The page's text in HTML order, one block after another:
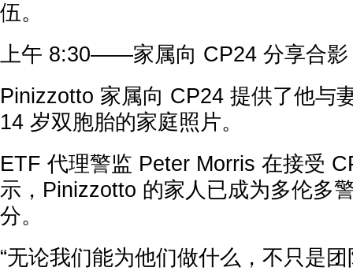
伍。
上午 8:30——家属向 CP24 分享合影
Pinizzotto 家属向 CP24 提供了他与
14 岁双胞胎的家庭照片。
ETF 代理警监 Peter Morris 在接受
示，Pinizzotto 的家人已成为多伦多
分。
“无论我们能为他们做什么，不只是